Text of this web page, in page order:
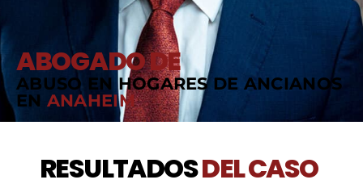
ABOGADO DE
ABUSO EN HOGARES DE ANCIANOS
EN ANAHEIM
RESULTADOSDEL CASO